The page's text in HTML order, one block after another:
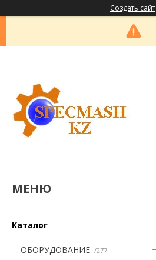
Создать сайт
Каталог
ОБОРУДОВАНИЕ 277